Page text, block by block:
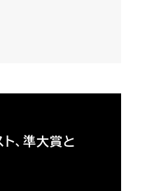
、準大賞と